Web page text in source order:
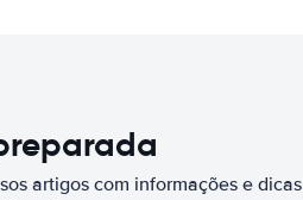
artigos com informações e dicas